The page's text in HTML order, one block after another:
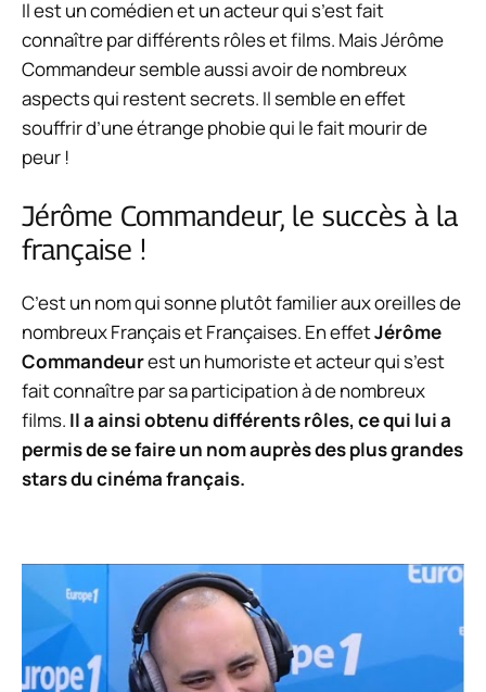
Il est un comédien et un acteur qui s’est fait
connaître par différents rôles et films. Mais Jérôme
Commandeur semble aussi avoir de nombreux
aspects qui restent secrets. Il semble en effet
souffrir d’une étrange phobie qui le fait mourir de
peur !
Jérôme Commandeur, le succès à la
française !
C’est un nom qui sonne plutôt familier aux oreilles de
nombreux Français et Françaises. En effetJérôme
Commandeurest un humoriste et acteur qui s’est
fait connaître par sa participation à de nombreux
films. Il a ainsi obtenu différents rôles, ce qui lui a
permis de se faire un nom auprès des plus grandes
stars du cinéma français.